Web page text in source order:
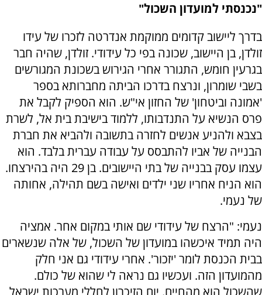
"נכנסתי למועדון השכול"
בדרך ליישוב קדומים ממוקמת אנדרטה לזכרו של עידו
זולדן, בן היישוב, שכונה בפי כל עידודי. זולדן, שהיה חבר
בגרעין חומש, התגורר אחרי הגירוש בשכונת המגורשים
בשבי שומרון, ונרצח בדרכו הביתה מחברותא בספר
'אמונה וביטחון' של החזון אי"ש. הוא הספיק לקבל את
פרס הנשיא על התנדבותו, ללמוד בישיבת בית אל, לשרת
בצבא ולהניע אנשים לחזרה בתשובה ולהביא את חברת
הבנייה של אביו להתבסס על עבודה עברית בלבד. הוא
עצמו עסק בבנייה של בתי היישובים. בן 29 היה בהירצחו.
הוא הניח אחריו שני ילדים ואישה בשם תהילה, אחותה
של נעמי.
נעמי: "הרצח של עידודי שם אותי במקום אחר. אמציה
היה תמיד איכשהו במועדון של השכול, של אלה שנשארים
בבית הכנסת לומר 'יזכור'. אחרי עידודי גם אני חלק
מהמועדון הזה. ועכשיו גם נראה לי שהוא של כולם.